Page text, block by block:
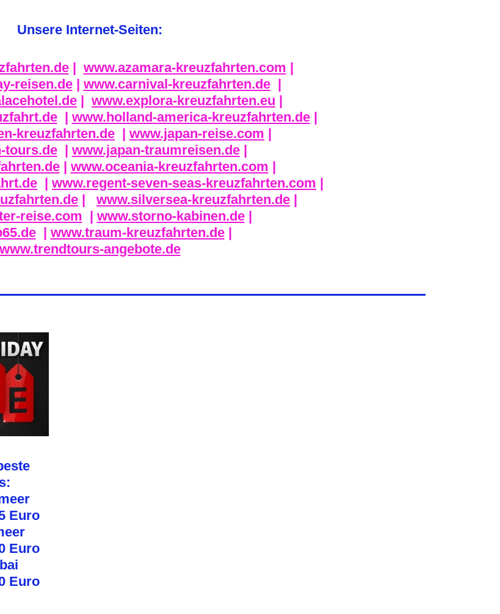
Unsere Internet-Seiten:
| www.azamara-kreuzfahrten.com |
reisen.de| www.carnival-kreuzfahrten.de|
| www.explora-kreuzfahrten.eu |
| www.holland-america-kreuzfahrten.de|
kreuzfahrten.de | www.japan-reise.com |
tours.de| www.japan-traumreisen.de|
| www.oceania-kreuzfahrten.com |
| www.regent-seven-seas-kreuzfahrten.com |
| www.silversea-kreuzfahrten.de |
reise.com | www.storno-kabinen.de|
| www.traum-kreuzfahrten.de|
www.trendtours-angebote.de
Euro
Euro
Euro